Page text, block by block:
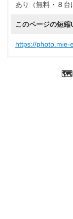
あり（無料・８台
このページの短縮
https://photo.mie-
🗺️